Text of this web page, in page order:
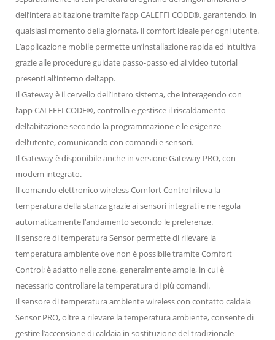
dell’intera abitazione tramite l’app CALEFFI CODE®, garantendo, in
qualsiasi momento della giornata, il comfort ideale per ogni utente.
L’applicazione mobile permette un’installazione rapida ed intuitiva
grazie alle procedure guidate passo-passo ed ai video tutorial
presenti all’interno dell’app.
Il Gateway è il cervello dell’intero sistema, che interagendo con
l’app CALEFFI CODE®, controlla e gestisce il riscaldamento
dell’abitazione secondo la programmazione e le esigenze
dell’utente, comunicando con comandi e sensori.
Il Gateway è disponibile anche in versione Gateway PRO, con
modem integrato.
Il comando elettronico wireless Comfort Control rileva la
temperatura della stanza grazie ai sensori integrati e ne regola
automaticamente l’andamento secondo le preferenze.
Il sensore di temperatura Sensor permette di rilevare la
temperatura ambiente ove non è possibile tramite Comfort
Control; è adatto nelle zone, generalmente ampie, in cui è
necessario controllare la temperatura di più comandi.
Il sensore di temperatura ambiente wireless con contatto caldaia
Sensor PRO, oltre a rilevare la temperatura ambiente, consente di
gestire l’accensione di caldaia in sostituzione del tradizionale